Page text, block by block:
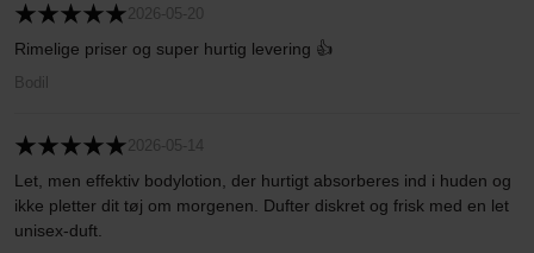
2026-05-20
Rimelige priser og super hurtig levering 👍
Bodil
2026-05-14
Let, men effektiv bodylotion, der hurtigt absorberes ind i huden og
ikke pletter dit tøj om morgenen. Dufter diskret og frisk med en let
unisex-duft.